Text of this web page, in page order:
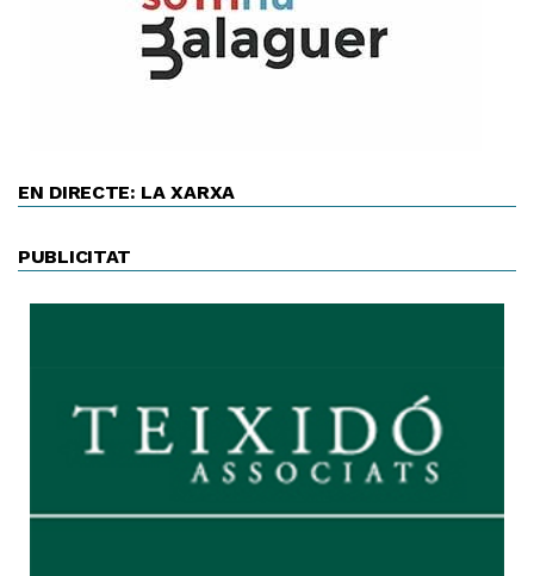
EN DIRECTE: LA XARXA
PUBLICITAT